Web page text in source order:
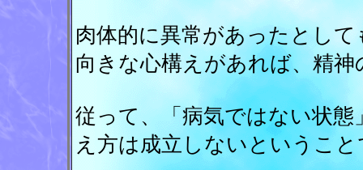
肉体的に異常があったとし
向きな心構えがあれば、精
従って、「病気ではない状
え方は成立しないというこ